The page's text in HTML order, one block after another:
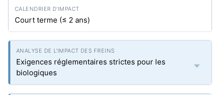
Court terme (≤ 2 ans)
Exigences réglementaires strictes pour les
biologiques